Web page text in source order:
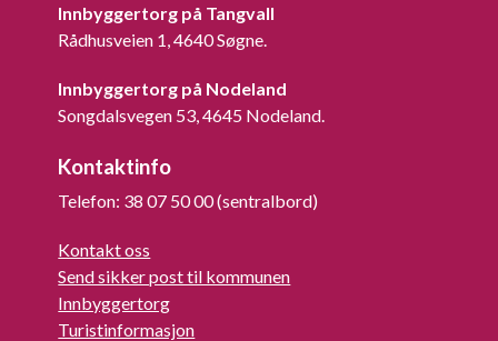
Innbyggertorg på Tangvall
Rådhusveien 1, 4640 Søgne.
Innbyggertorg på Nodeland
Songdalsvegen 53, 4645 Nodeland.
Kontaktinfo
Telefon: 38 07 50 00 (sentralbord)
Kontakt oss
Send sikker post til kommunen
Innbyggertorg
Turistinformasjon